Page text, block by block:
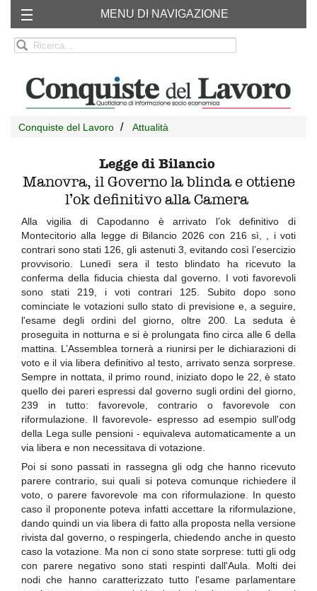
Chi siamo RSS
MENU DI NAVIGAZIONE
Conquiste del Lavoro Attualità
Legge di Bilancio
Manovra, il Governo la blinda e ottiene
l’ok definitivo alla Camera
Alla vigilia di Capodanno è arrivato l’ok definitivo di
Montecitorio alla legge di Bilancio 2026 con 216 sì, , i voti
contrari sono stati 126, gli astenuti 3, evitando così l’esercizio
provvisorio. Lunedì sera il testo blindato ha ricevuto la
conferma della fiducia chiesta dal governo. I voti favorevoli
sono stati 219, i voti contrari 125. Subito dopo sono
cominciate le votazioni sullo stato di previsione e, a seguire,
l'esame degli ordini del giorno, oltre 200. La seduta è
proseguita in notturna e si è prolungata fino circa alle 6 della
mattina. L’Assemblea tornerà a riunirsi per le dichiarazioni di
voto e il via libera definitivo al testo, arrivato senza sorprese.
Sempre in nottata, il primo round, iniziato dopo le 22, è stato
quello dei pareri espressi dal governo sugli ordini del giorno,
239 in tutto: favorevole, contrario o favorevole con
riformulazione. Il favorevole- espresso ad esempio sull'odg
della Lega sulle pensioni - equivaleva automaticamente a un
via libera e non necessitava di votazione.
Poi si sono passati in rassegna gli odg che hanno ricevuto
parere contrario, sui quali si poteva comunque richiedere il
voto, o parere favorevole ma con riformulazione. In questo
caso il proponente poteva infatti accettare la riformulazione,
dando quindi un via libera di fatto alla proposta nella versione
rivista dal governo, o respingerla, chiedendo anche in questo
caso la votazione. Ma non ci sono state sorprese: tutti gli odg
con parere negativo sono stati respinti dall'Aula. Molti dei
nodi che hanno caratterizzato tutto l'esame parlamentare